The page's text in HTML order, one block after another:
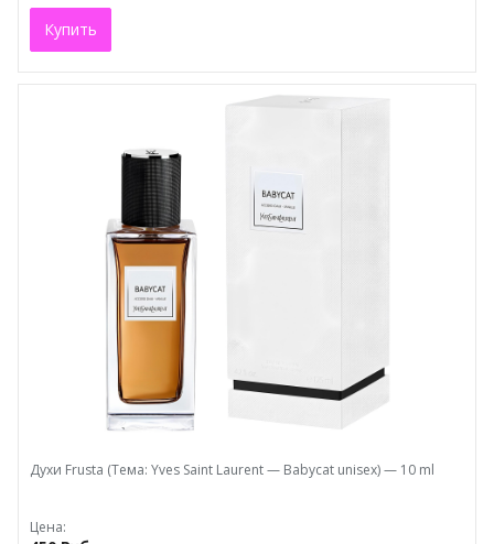
Купить
Духи Frusta (Tема: Yves Saint Laurent — Babycat unisex) — 10 ml
Цена: